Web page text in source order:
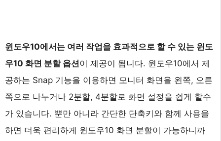
윈도우10에서는 여러 작업을 효과적으로 할 수 있는 윈도
우10 화면 분할 옵션이 제공이 됩니다. 윈도우10에서 제
공하는 Snap 기능을 이용하면 모니터 화면을 왼쪽, 오른
쪽으로 나누거나 2분할, 4분할로 화면 설정을 쉽게 할수
가 있습니다. 뿐만 아니라 간단한 단축키와 함께 사용을
하면 더욱 편리하게 윈도우10 화면 분할이 가능하니까